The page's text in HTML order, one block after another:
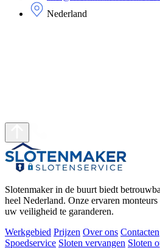
Nederland
Slotenmaker in de buurt biedt
heel Nederland. Onze ervaren
uw veiligheid te garanderen.
Werkgebied Prijzen Over ons Contacten
Spoedservice Sloten vervangen Sloten